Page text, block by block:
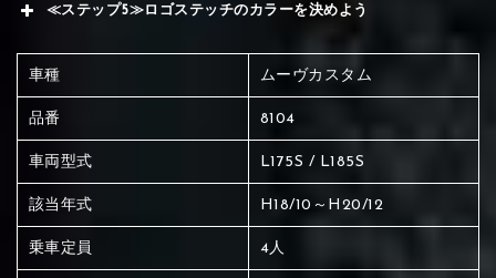
≪ステップ5≫ロゴステッチのカラーを決めよう
車種 ムーヴカスタム
品番 8104
車両型式 L175S / L185S
該当年式 H18/10～H20/12
乗車定員 4人